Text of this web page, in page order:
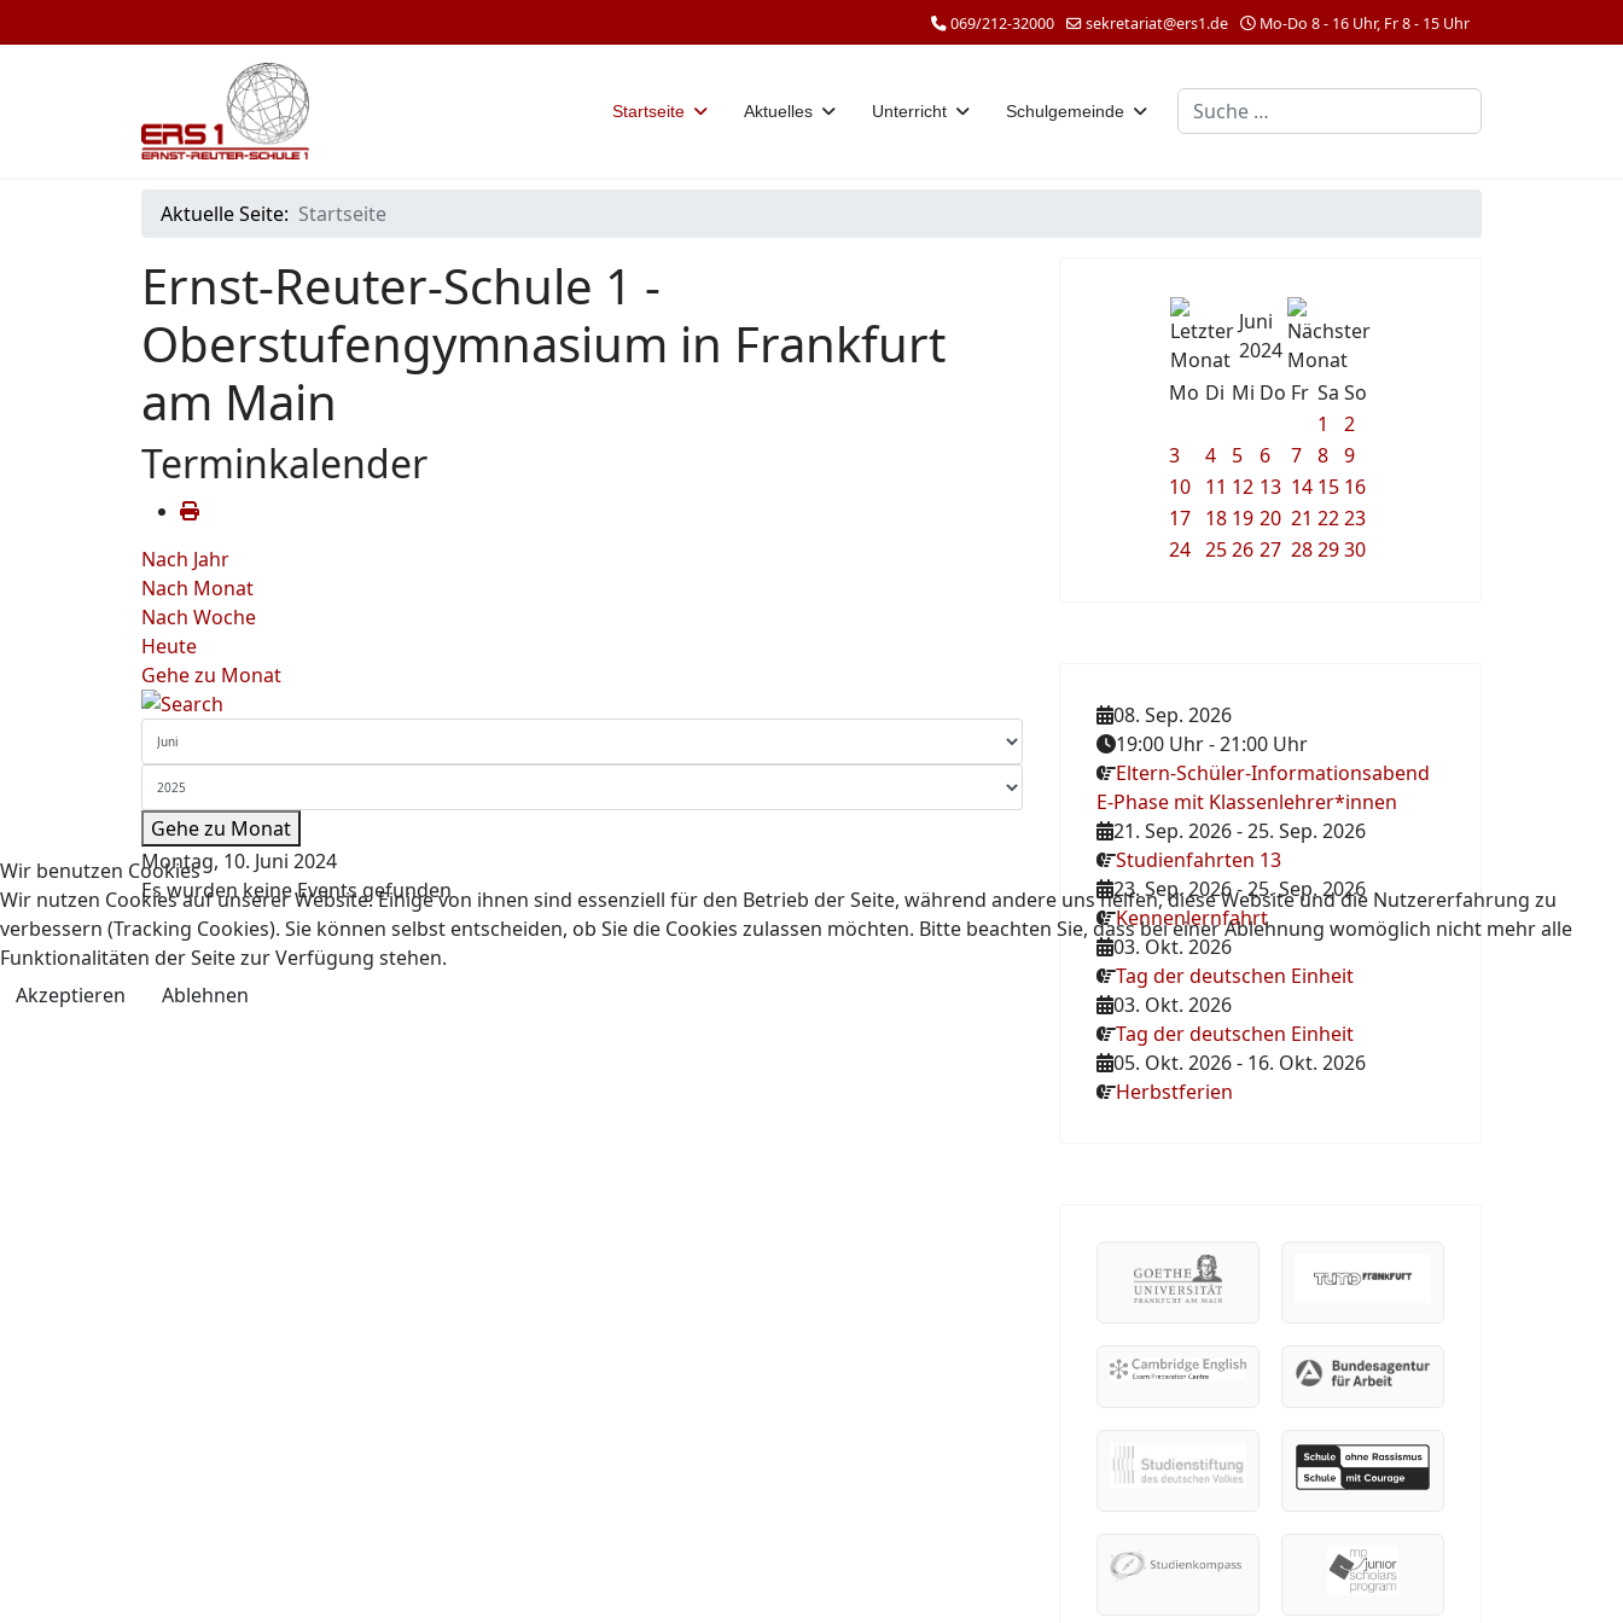
069/212-32000 sekretariat@ers1.de Mo-Do 8 - 16 Uhr, Fr 8 - 15 Uhr
Startseite Aktuelles Unterricht Schulgemeinde Suchen
Aktuelle Seite: Startseite
Ernst-Reuter-Schule 1 -
Oberstufengymnasium in Frankfurt
am Main
Terminkalender
Nach Jahr
Nach Monat
Nach Woche
Heute
Gehe zu Monat
Gehe zu Monat
Montag, 10. Juni 2024
Es wurden keine Events gefunden
Juni
2024
Mo Di Mi Do Fr Sa So
1
2
3
4 5 6 7 8 9
10 11 12 13 14 15 16
17 18 19 20 21 2223
24 2526 27 282930
08. Sep. 2026
19:00 Uhr-21:00 Uhr
Eltern-Schüler-Informationsabend
E-Phase mit Klassenlehrer*innen
21. Sep. 2026-25. Sep. 2026
Studienfahrten 13
23. Sep. 2026-25. Sep. 2026
Kennenlernfahrt
03. Okt. 2026
Tag der deutschen Einheit
03. Okt. 2026
Tag der deutschen Einheit
05. Okt. 2026- 16. Okt. 2026
Herbstferien
Wir benutzen Cookies
Wir nutzen Cookies auf unserer Website. Einige von ihnen sind essenziell für den Betrieb der Seite, während andere uns helfen, diese Website und die Nutzererfahrung zu
verbessern (Tracking Cookies). Sie können selbst entscheiden, ob Sie die Cookies zulassen möchten. Bitte beachten Sie, dass bei einer Ablehnung womöglich nicht mehr alle
Funktionalitäten der Seite zur Verfügung stehen.
Akzeptieren
Ablehnen